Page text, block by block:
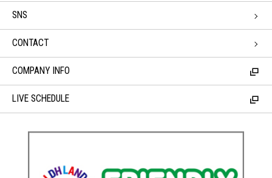
SNS
CONTACT
COMPANY INFO
LIVE SCHEDULE